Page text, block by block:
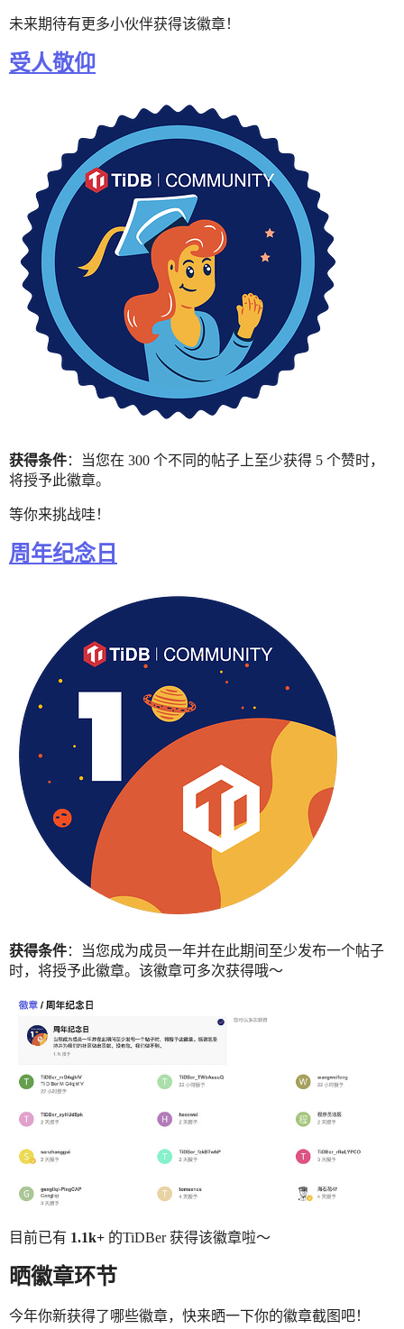
未来期待有更多小伙伴获得该徽章！
受人敬仰
获得条件：当您在 300 个不同的帖子上至少获得 5 个赞时，
将授予此徽章。
等你来挑战哇！
周年纪念日
获得条件：当您成为成员一年并在此期间至少发布一个帖子
时，将授予此徽章。该徽章可多次获得哦～
目前已有 1.1k+ 的TiDBer 获得该徽章啦～
晒徽章环节
今年你新获得了哪些徽章，快来晒一下你的徽章截图吧！